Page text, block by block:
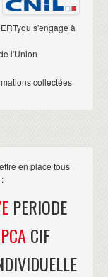
s'engage à
l'Union
collectées
en place tous
PERIODE
CIF